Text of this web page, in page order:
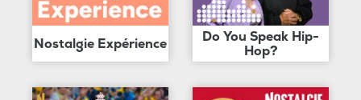
Nostalgie Expérience
Do You Speak Hip-
Hop?